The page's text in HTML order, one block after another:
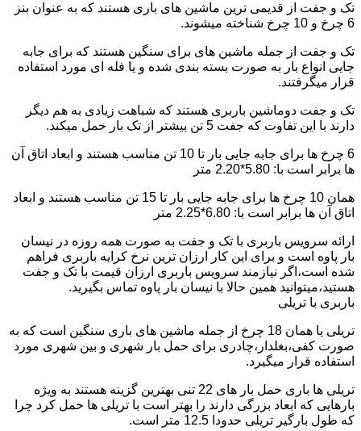
تک و جفت از قدیمی ترین ماشین های باری هستند که به عنوان بنز
6 چرخ و 10 چرخ شناخته میشوند.
تک و جفت از جمله ماشین های برای سنگین هستند که برای جابه
جایی انواع بار به صورت بسته بندی شده و یا فله ای مورد استفاده
قرار میگرفتند.
تک و جفت دوماشین باربری هستند که شباهت زیادی به هم دیگر
دارند با این تفاوت که جفت 5 تن بیشتر از تک بار حمل میکند.
6 چرخ ها برای جابه جایی بار تا 10 تن مناسب هستند و ابعاد اتاق آن
ها برابر است با: 5.80*2.20 متر
همان 10 چرخ ها برای جابه جایی بار تا 15 تن مناسب هستند و ابعاد
اتاق آن ها برابر است با: 6.80*2.25 متر
ارائه سرویس باربری با تک و جفت به صورت همه روزه در نیسان
بار پاوه است و برای این کار ارزان ترین نرخ کرایه باربری فراهم
شده است،اگر نیازمند سرویس باربری ارزان قیمت با تک و جفت
هستید،میتوانید همین حالا با نیسان بار پاوه تماس بگیرید.
باربری با تریلی
تریلی یا همان 18 چرخ از جمله ماشین های باری سنگین است که به
صورت کفی،بغلدار،چادری برای حمل بار شهری و بین شهری مورد
استفاده قرار میگیرد.
تریلی ها باری حمل بار های 22 تنی بهترین گزینه هستند به ویژه
بارهایی که ابعاد بزرگی دارند را بهتر است با تریلی ها حمل کرد چرا
که طول بارگیر تریلی حدودا 12.5 متر است.